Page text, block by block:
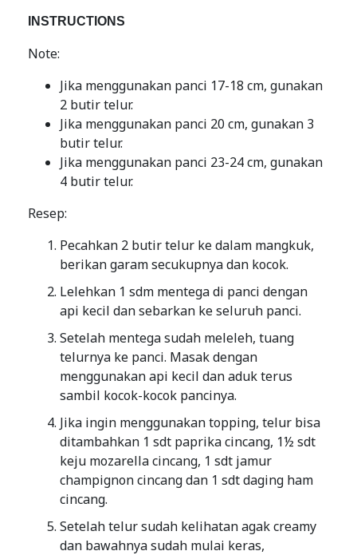
INSTRUCTIONS
Note:
Jika menggunakan panci 17-18 cm, gunakan
2 butir telur.
Jika menggunakan panci 20 cm, gunakan 3
butir telur.
Jika menggunakan panci 23-24 cm, gunakan
4 butir telur.
Resep:
Pecahkan 2 butir telur ke dalam mangkuk,
berikan garam secukupnya dan kocok.
Lelehkan 1 sdm mentega di panci dengan
api kecil dan sebarkan ke seluruh panci.
Setelah mentega sudah meleleh, tuang
telurnya ke panci. Masak dengan
menggunakan api kecil dan aduk terus
sambil kocok-kocok pancinya.
Jika ingin menggunakan topping, telur bisa
ditambahkan 1 sdt paprika cincang, 1½ sdt
keju mozarella cincang, 1 sdt jamur
champignon cincang dan 1 sdt daging ham
cincang.
Setelah telur sudah kelihatan agak creamy
dan bawahnya sudah mulai keras,